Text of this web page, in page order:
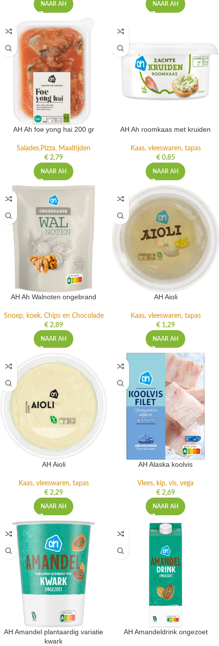
NAAR AH NAAR AH
AH Ah foe yong hai 200 gr
Salades,Pizza, Maaltijden
€2,79
NAAR AH
AH Ah roomkaas met kruiden
Kaas, vleeswaren, tapas
€0,85
NAAR AH
AH Ah Walnoten ongebrand
Snoep, koek, Chips en Chocolade
€2,89
NAAR AH
AH Aioli
Kaas, vleeswaren, tapas
€1,29
NAAR AH
AH Aioli
Kaas, vleeswaren, tapas
€2,29
NAAR AH
AH Alaska koolvis
Vlees, kip, vis, vega
€2,69
NAAR AH
AH Amandel plantaardig variatie
kwark
AH Amandeldrink ongezoet